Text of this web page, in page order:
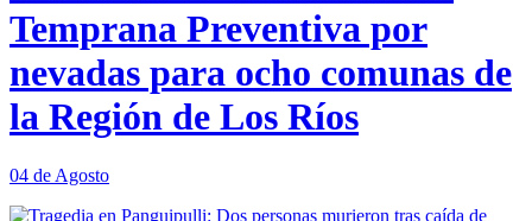
Temprana Preventiva por
nevadas para ocho comunas de
la Región de Los Ríos
04 de Agosto